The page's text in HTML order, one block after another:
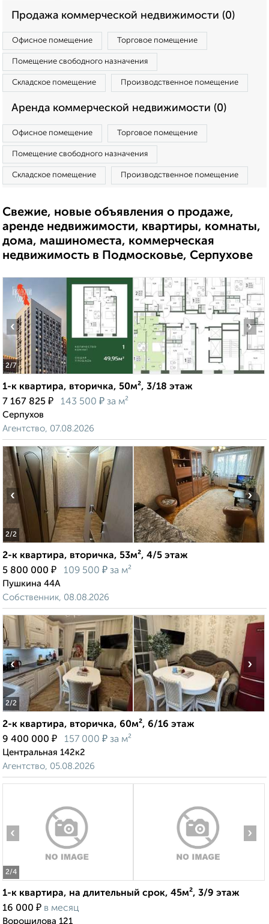
Продажа коммерческой недвижимости (0)
Офисное помещение Торговое помещение
Помещение свободного назначения
Складское помещение Производственное помещение
Аренда коммерческой недвижимости (0)
Офисное помещение Торговое помещение
Помещение свободного назначения
Складское помещение Производственное помещение
Свежие, новые объявления о продаже,
аренде недвижимости, квартиры, комнаты,
дома, машиноместа, коммерческая
недвижимость в Подмосковье, Серпухове
2/7
‹ ›
1-к квартира, вторичка, 50м², 3/18 этаж
7 167 825 ₽ 143 500 ₽ за м²
Серпухов
Агентство, 07.08.2026
2/2
‹ ›
2-к квартира, вторичка, 53м², 4/5 этаж
5 800 000 ₽ 109 500 ₽ за м²
Пушкина 44А
Собственник, 08.08.2026
2/2
‹ ›
2-к квартира, вторичка, 60м², 6/16 этаж
9 400 000 ₽ 157 000 ₽ за м²
Центральная 142к2
Агентство, 05.08.2026
2/4
‹ ›
1-к квартира, на длительный срок, 45м², 3/9 этаж
16 000 ₽ в месяц
Ворошилова 121